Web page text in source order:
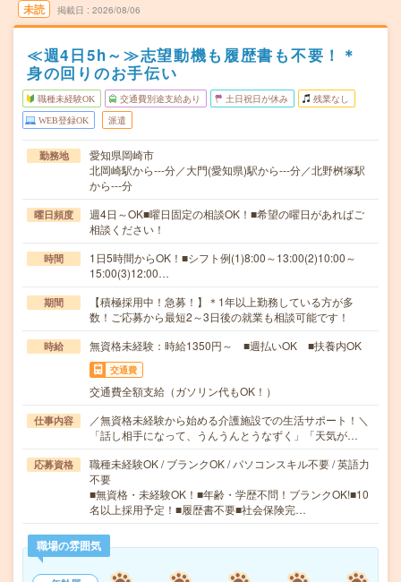
未読 掲載日 2026/08/06
≪週4日5h～≫志望動機も履歴書も不要！＊
身の回りのお手伝い
職種未経験OK 交通費別途支給あり 土日祝日が休み 残業なし
WEB登録OK 派遣
勤務地
愛知県岡崎市
北岡崎駅から---分／大門(愛知県)駅から---分／北野桝塚駅
から---分
曜日頻度
週4日～OK■曜日固定の相談OK！■希望の曜日があればご
相談ください！
時間
1日5時間からOK！■シフト例(1)8:00～13:00(2)10:00～
15:00(3)12:00…
期間
【積極採用中！急募！】＊1年以上勤務している方が多
数！ご応募から最短2～3日後の就業も相談可能です！
時給 無資格未経験：時給1350円～ ■週払いOK ■扶養内OK
交通費
交通費全額支給（ガソリン代もOK！）
仕事内容
／無資格未経験から始める介護施設での生活サポート！＼
「話し相手になって、うんうんとうなずく」「天気が…
応募資格
職種未経験OK / ブランクOK / パソコンスキル不要 / 英語力
不要
■無資格・未経験OK！■年齢・学歴不問！ブランクOK!■10
名以上採用予定！■履歴書不要■社会保険完…
職場の雰囲気